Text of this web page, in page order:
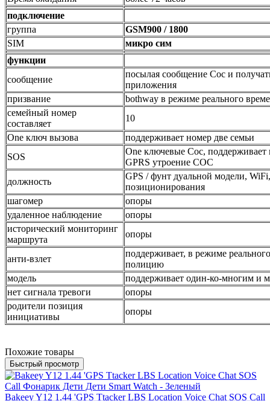
подключение
группа
GSM900 / 1800
SIM
микро сим
функции
сообщение
посылая сообщение Сос и
приложения
призвание
bothway в режиме реального
семейный номер
составляет
10
One ключ вызова
поддерживает номер две семьи
SOS
One ключевые Сос, поддерживает
GPRS утроение СОС
должность
GPS / фунт дуальной модели,
позиционирования
шагомер
опоры
удаленное наблюдение
опоры
исторический мониторинг
маршрута
опоры
анти-взлет
поддерживает, в режиме
полицию
модель
поддерживает один-ко-многим и
нет сигнала тревоги
опоры
родители позиция
инициативы
опоры
Похожие товары
Быстрый просмотр
Bakeey Y12 1.44 'GPS Ttacker LBS Location Voice Chat SOS Call